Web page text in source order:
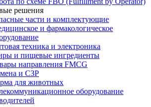
решения
части и комплектующие
и фармакологическое
техника и электроника
и пищевые ингредиенты
направления FMCG
и СЗР
для животных
оборудование